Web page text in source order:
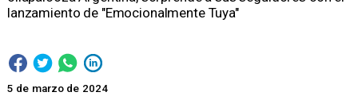
5 de marzo de 2024
lanzamiento de "Emocionalmente Tuya" ​